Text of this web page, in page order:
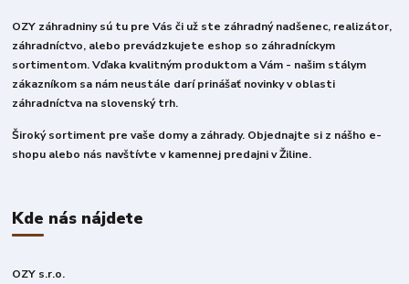
OZY záhradniny sú tu pre Vás či už ste záhradný nadšenec, realizátor,
záhradníctvo, alebo prevádzkujete eshop so záhradníckym
sortimentom. Vďaka kvalitným produktom a Vám - našim stálym
zákazníkom sa nám neustále darí prinášať novinky v oblasti
záhradníctva na slovenský trh.
Široký sortiment pre vaše domy a záhrady. Objednajte si z nášho e-
shopu alebo nás navštívte v kamennej predajni v Žiline.
Kde nás nájdete
OZY s.r.o.